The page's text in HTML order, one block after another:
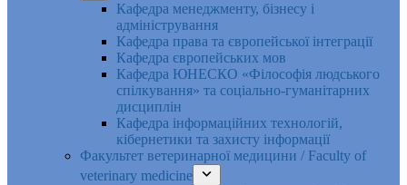
Кафедра менеджменту, бізнесу і
адміністрування
Кафедра права та європейської інтеграції
Кафедра європейських мов
Кафедра ЮНЕСКО «Філософія людського
спілкування» та соціально-гуманітарних
дисциплін
Кафедра інформаційних технологій,
кібернетики та захисту інформації
Факультет ветеринарної медицини / Faculty of
veterinary medicine